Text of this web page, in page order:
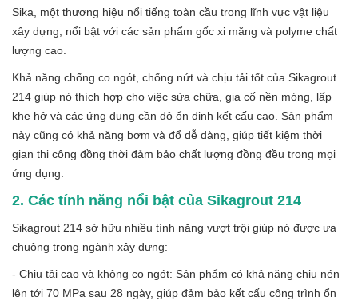
Sika, một thương hiệu nổi tiếng toàn cầu trong lĩnh vực vật liệu
xây dựng, nổi bật với các sản phẩm gốc xi măng và polyme chất
lượng cao.
Khả năng chống co ngót, chống nứt và chịu tải tốt của Sikagrout
214 giúp nó thích hợp cho việc sửa chữa, gia cố nền móng, lấp
khe hở và các ứng dụng cần độ ổn định kết cấu cao. Sản phẩm
này cũng có khả năng bơm và đổ dễ dàng, giúp tiết kiệm thời
gian thi công đồng thời đảm bảo chất lượng đồng đều trong mọi
ứng dụng.
2. Các tính năng nổi bật của Sikagrout 214
Sikagrout 214 sở hữu nhiều tính năng vượt trội giúp nó được ưa
chuộng trong ngành xây dựng:
- Chịu tải cao và không co ngót: Sản phẩm có khả năng chịu nén
lên tới 70 MPa sau 28 ngày, giúp đảm bảo kết cấu công trình ổn